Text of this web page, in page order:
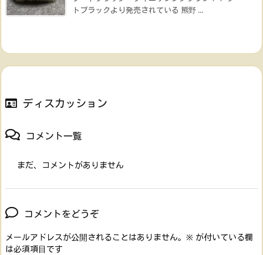
トブラックより発売されている 熊野 ...
ディスカッション
コメント一覧
まだ、コメントがありません
コメントをどうぞ
メールアドレスが公開されることはありません。 ※ が付いている欄
は必須項目です